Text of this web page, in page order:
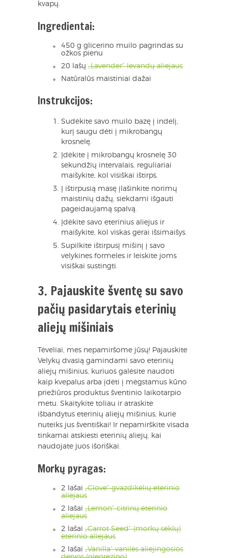
kvapų.
Ingredientai:
450 g glicerino muilo pagrindas su
ožkos pienu
20 lašų „Lavender“ levandų aliejaus
Natūralūs maistiniai dažai
Instrukcijos:
Sudėkite savo muilo bazę į indelį,
kurį saugu dėti į mikrobangų
krosnelę.
Įdėkite į mikrobangų krosnelę 30
sekundžių intervalais, reguliariai
maišykite, kol visiškai ištirps.
Į ištirpusią masę įlašinkite norimų
maistinių dažų, siekdami išgauti
pageidaujamą spalvą.
Įdėkite savo eterinius aliejus ir
maišykite, kol viskas gerai išsimaišys.
Supilkite ištirpusį mišinį į savo
velykines formeles ir leiskite joms
visiškai sustingti.
3. Pajauskite šventę su savo
pačių pasidarytais eterinių
aliejų mišiniais
Tėveliai, mes nepamiršome jūsų! Pajauskite
Velykų dvasią gamindami savo eterinių
aliejų mišinius, kuriuos galėsite naudoti
kaip kvepalus arba įdėti į mėgstamus kūno
priežiūros produktus šventinio laikotarpio
metu. Skaitykite toliau ir atraskite
išbandytus eterinių aliejų mišinius, kurie
nuteiks jus šventiškai! Ir nepamirškite visada
tinkamai atskiesti eterinių aliejų, kai
naudojate juos išoriškai.
Morkų pyragas:
2 lašai „Clove“ gvazdikėlių eterinio
aliejaus
2 lašai „Lemon“ citrinų eterinio
aliejaus
2 lašai „Carrot Seed“ (morkų sėklų)
eterinio aliejaus
2 lašai „Vanilla“ vanilės aliejingosios